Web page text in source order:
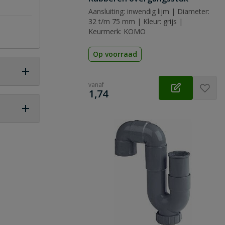
Aansluiting: inwendig lijm | Diameter:
32 t/m 75 mm | Kleur: grijs |
Keurmerk: KOMO
Op voorraad
vanaf
€
1,74